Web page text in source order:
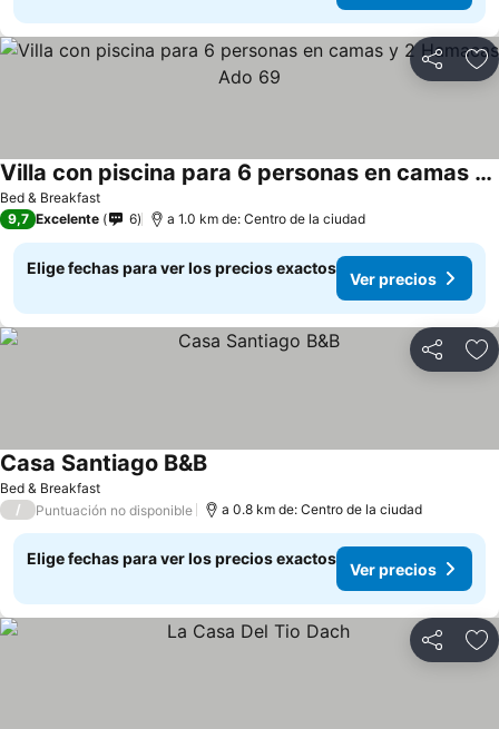
Compartir
Bed & Breakfast
Villa con piscina para 6 personas en camas y 2 Hamacas Ado 69
9,7 Excelente 6 a 1.0 km de: Centro de la ciudad
Elige fechas para ver los precios exactos
Ver precios
Compartir
Bed & Breakfast
Casa Santiago B&B
/ Puntuación no disponible a 0.8 km de: Centro de la ciudad
Elige fechas para ver los precios exactos
Ver precios
Compartir